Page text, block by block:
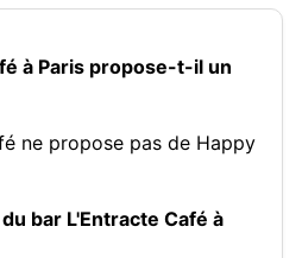
à Paris propose-t-il un
ne propose pas de Happy
bar L'Entracte Café à